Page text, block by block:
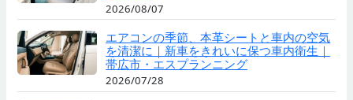
2026/08/07
エアコンの季節、本革シートと車内の空気
を清潔に｜新車をきれいに保つ車内衛生｜
帯広市・エスプランニング
2026/07/28